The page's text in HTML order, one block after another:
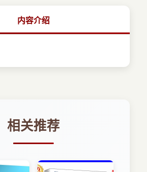
内容介绍
相关推荐